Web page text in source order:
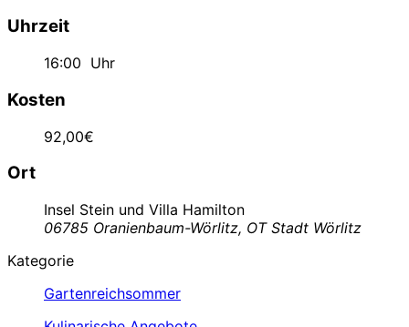
Uhrzeit
16:00 Uhr
Kosten
92,00€
Ort
Insel Stein und Villa Hamilton
06785 Oranienbaum-Wörlitz, OT Stadt Wörlitz
Kategorie
Gartenreichsommer